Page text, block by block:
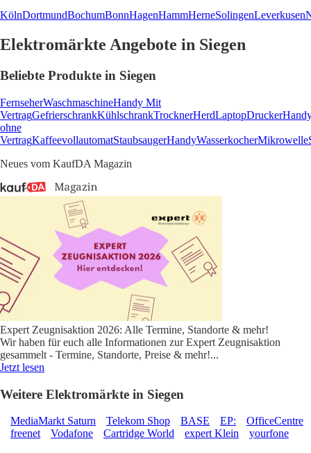
KölnDortmundBochumBonnHagenHammHerneSolingenLeverkusen
Elektromärkte Angebote in Siegen
Beliebte Produkte in Siegen
FernseherWaschmaschineHandy Mit
VertragGefrierschrankKühlschrankTrocknerHerdLaptopDrucker
ohne
VertragKaffeevollautomatStaubsaugerHandyWasserkocherMikrowelle
Neues vom KaufDA Magazin
Expert Zeugnisaktion 2026: Alle Termine, Standorte & mehr!
Wir haben für euch alle Informationen zur Expert Zeugnisaktion
gesammelt - Termine, Standorte, Preise & mehr!...
Jetzt lesen
Weitere Elektromärkte in Siegen
MediaMarkt Saturn Telekom Shop BASE EP:
OfficeCentre
freenet
Vodafone Cartridge World expert Klein yourfone